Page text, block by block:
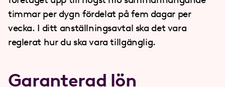
timmar per dygn fördelat på fem dagar per
vecka. I ditt anställningsavtal ska det vara
reglerat hur du ska vara tillgänglig.
Garanterad lön